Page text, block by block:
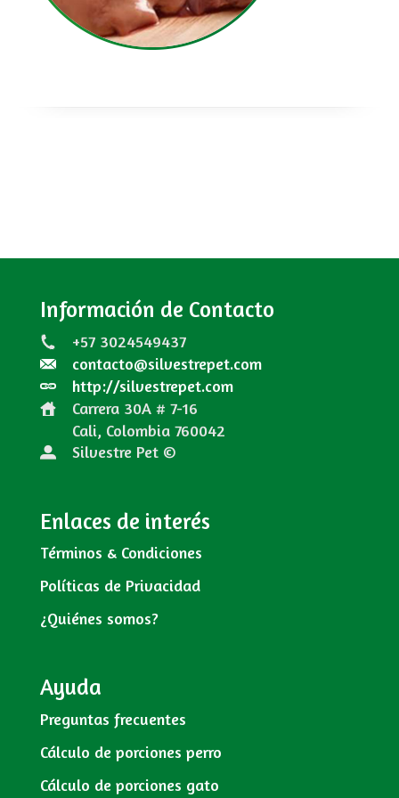
Información de Contacto
+57 3024549437
contacto@silvestrepet.com
http://silvestrepet.com
Carrera 30A # 7-16
Cali, Colombia 760042
Silvestre Pet ©
Enlaces de interés
Términos & Condiciones
Políticas de Privacidad
¿Quiénes somos?
Ayuda
Preguntas frecuentes
Cálculo de porciones perro
Cálculo de porciones gato